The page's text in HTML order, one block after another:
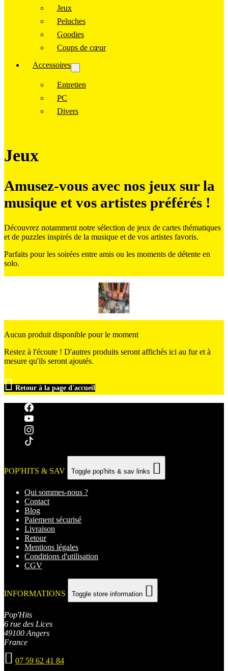
Jeux
Peluches
Goodies
Coups de cœur
Accessoires
Entretien
PC
Divers
Jeux
Amusez-vous avec nos jeux sur la
musique et vos artistes préférés !
Découvrez notamment notre sélection de jeux de cartes thématiques
et de puzzles inspirés de la musique et de vos artistes favoris.
Parfaits pour les soirées entre amis ou les moments de détente en
solo.
Aucun produit disponible pour le moment
Restez à l'écoute ! D'autres produits seront affichés ici au fur et à
mesure qu'ils seront ajoutés.
 Retour à la page d'accueil
POP'HITS & SAV Toggle pop'hits & sav links 
Qui sommes-nous ?
Contact
Blog
Paiement sécurisé
Livraison
Retour
Mentions légales
Conditions d'utilisation
CGV
INFORMATIONS Toggle store information 
Pop'Hits
6 rue des Lices
49100 Angers
France
 07 59 62 41 84